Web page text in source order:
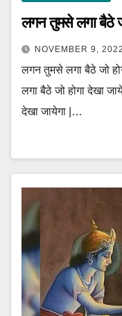
लगन तुमसे लगा बैठे
NOVEMBER 9, 2022
लगन तुमसे लगा बैठे जो
लगा बैठे जो होगा देखा
देखा जायेगा |…